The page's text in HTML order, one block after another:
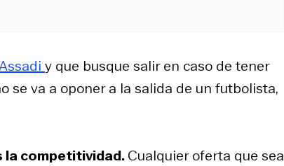
y que busque salir en caso de tener
se va a oponer a la salida de un futbolista,
la competitividad.Cualquier oferta que sea